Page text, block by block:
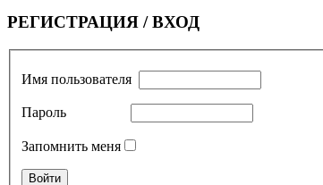
РЕГИСТРАЦИЯ / ВХОД
Имя пользователя
Пароль
Запомнить меня